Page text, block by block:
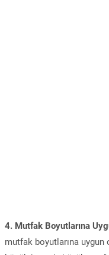
4. Mutfak Boyutlarına
mutfak boyutlarına